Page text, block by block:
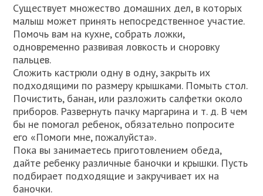
Существует множество домашних дел, в которых
малыш может принять непосредственное участие.
Помочь вам на кухне, собрать ложки,
одновременно развивая ловкость и сноровку
пальцев.
Сложить кастрюли одну в одну, закрыть их
подходящими по размеру крышками. Помыть стол.
Почистить, банан, или разложить салфетки около
приборов. Развернуть пачку маргарина и т. д. В чем
бы не помогал ребенок, обязательно попросите
его «Помоги мне, пожалуйста».
Пока вы занимаетесь приготовлением обеда,
дайте ребенку различные баночки и крышки. Пусть
подбирает подходящие и закручивает их на
баночки.